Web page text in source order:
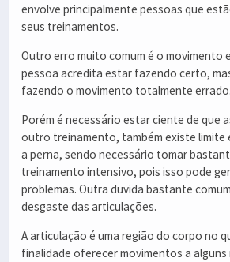
envolve principalmente pessoas que
seus treinamentos.
Outro erro muito comum é o movimento
pessoa acredita estar fazendo certo,
fazendo o movimento totalmente errado.
Porém é necessário estar ciente de que
outro treinamento, também existe limite
a perna, sendo necessário tomar
treinamento intensivo, pois isso pode
problemas. Outra duvida bastante
desgaste das articulações.
A articulação é uma região do corpo no
finalidade oferecer movimentos a alguns